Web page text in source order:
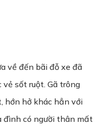
về đến bãi đỗ xe đã
sốt ruột. Gã trông
hớn hở khác hẳn với
đình có người thân mất